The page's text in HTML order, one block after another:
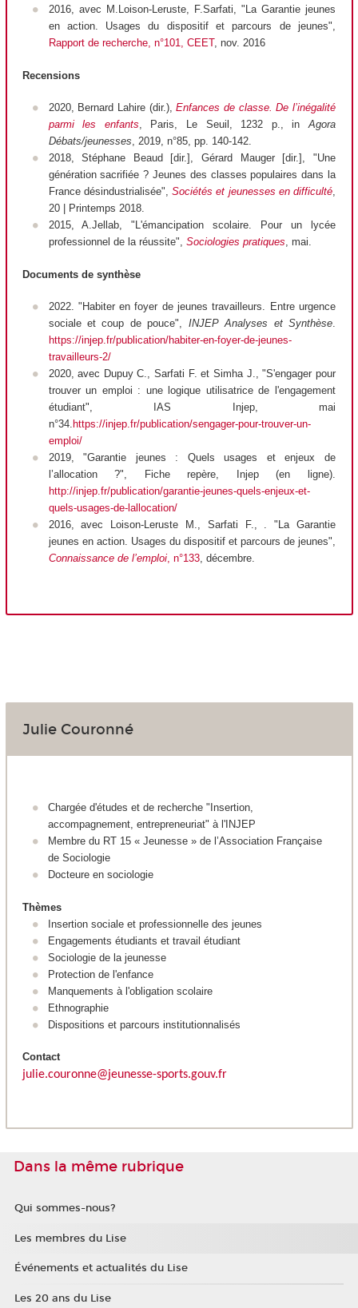
2016, avec M.Loison-Leruste, F.Sarfati, "La Garantie jeunes
en action. Usages du dispositif et parcours de jeunes",
Rapport de recherche, n°101, CEET, nov. 2016
Recensions
2020, Bernard Lahire (dir.),Enfances de classe. De l’inégalité
parmi les enfants, Paris, Le Seuil, 1232 p., inAgora
Débats/jeunesses, 2019, n°85, pp. 140-142.
2018, Stéphane Beaud [dir.], Gérard Mauger [dir.],
"Une
génération sacrifiée ? Jeunes des classes populaires dans la
France désindustrialisée", Sociétés et jeunesses en difficulté,
20 | Printemps 2018.
2015, A.Jellab, "L'émancipation scolaire. Pour un lycée
professionnel de la réussite", Sociologies pratiques, mai.
Documents de synthèse
2022. "Habiter en foyer de jeunes travailleurs. Entre urgence
sociale et coup de pouce", INJEP Analyses et Synthèse.
https://injep.fr/publication/habiter-en-foyer-de-jeunes-
travailleurs-2/
2020, avec Dupuy C., Sarfati F. et Simha J., "S'engager pour
trouver un emploi : une logique utilisatrice de l'engagement
étudiant", IAS Injep, mai
n°34. https://injep.fr/publication/sengager-pour-trouver-un-
emploi/
2019, "Garantie jeunes : Quels usages et enjeux de
l’allocation ?",
Fiche repère, Injep (en ligne).
http://injep.fr/publication/garantie-jeunes-quels-enjeux-et-
quels-usages-de-lallocation/
2016, avec Loison-Leruste M., Sarfati F., . "La Garantie
jeunes en action. Usages du dispositif et parcours de jeunes",
Connaissance de l’emploi, n°133, décembre.
Julie Couronné
Chargée d'études et de recherche "Insertion,
accompagnement, entrepreneuriat" à l'INJEP
Membre du RT 15 « Jeunesse » de l’Association Française
de Sociologie
Docteure en sociologie
Thèmes
Insertion sociale et professionnelle des jeunes
Engagements étudiants et travail étudiant
Sociologie de la jeunesse
Protection de l'enfance
Manquements à l'obligation scolaire
Ethnographie
Dispositions et parcours institutionnalisés
Contact
julie.couronne@jeunesse-sports.gouv.fr
Dans la même rubrique
Qui sommes-nous?
Les membres du Lise
Événements et actualités du Lise
Les 20 ans du Lise